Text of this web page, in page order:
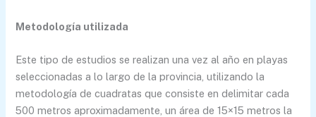
Metodología utilizada
Este tipo de estudios se realizan una vez al año en playas
seleccionadas a lo largo de la provincia, utilizando la
metodología de cuadratas que consiste en delimitar cada
500 metros aproximadamente, un área de 15×15 metros la